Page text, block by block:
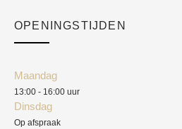
Academy
OPENINGSTIJDEN
Maandag
13:00 - 16:00 uur
Dinsdag
Op afspraak